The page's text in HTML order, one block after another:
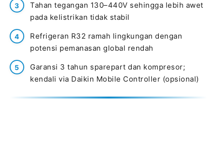
Tahan tegangan 130–440V sehingga lebih awet
pada kelistrikan tidak stabil
Refrigeran R32 ramah lingkungan dengan
potensi pemanasan global rendah
Garansi 3 tahun sparepart dan kompresor;
kendali via Daikin Mobile Controller (opsional)